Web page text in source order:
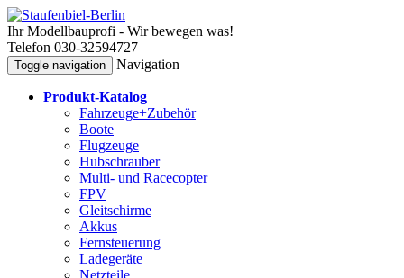
Ihr Modellbauprofi - Wir bewegen was!
Telefon 030-32594727
Toggle navigation Navigation
Produkt-Katalog
Fahrzeuge+Zubehör
Boote
Flugzeuge
Hubschrauber
Multi- und Racecopter
FPV
Gleitschirme
Akkus
Fernsteuerung
Ladegeräte
Netzteile